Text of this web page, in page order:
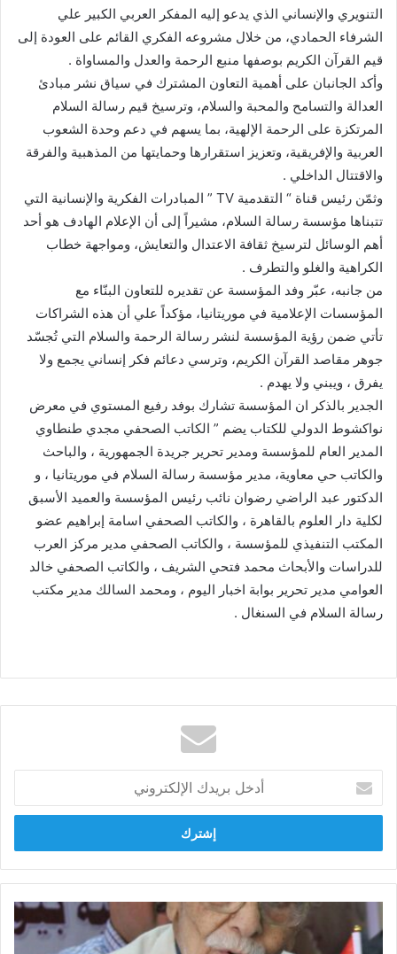
التنويري والإنساني الذي يدعو إليه المفكر العربي الكبير علي
الشرفاء الحمادي، من خلال مشروعه الفكري القائم على العودة إلى
قيم القرآن الكريم بوصفها منبع الرحمة والعدل والمساواة .
وأكد الجانبان على أهمية التعاون المشترك في سياق نشر مبادئ
العدالة والتسامح والمحبة والسلام، وترسيخ قيم رسالة السلام
المرتكزة على الرحمة الإلهية، بما يسهم في دعم وحدة الشعوب
العربية والإفريقية، وتعزيز استقرارها وحمايتها من المذهبية والفرقة
والاقتتال الداخلي .
وثمّن رئيس قناة “ التقدمية TV ” المبادرات الفكرية والإنسانية التي
تتبناها مؤسسة رسالة السلام، مشيراً إلى أن الإعلام الهادف هو أحد
أهم الوسائل لترسيخ ثقافة الاعتدال والتعايش، ومواجهة خطاب
الكراهية والغلو والتطرف .
من جانبه، عبّر وفد المؤسسة عن تقديره للتعاون البنّاء مع
المؤسسات الإعلامية في موريتانيا، مؤكداً علي أن هذه الشراكات
تأتي ضمن رؤية المؤسسة لنشر رسالة الرحمة والسلام التي تُجسّد
جوهر مقاصد القرآن الكريم، وترسي دعائم فكر إنساني يجمع ولا
يفرق ، ويبني ولا يهدم .
الجدير بالذكر ان المؤسسة تشارك بوفد رفيع المستوي في معرض
نواكشوط الدولي للكتاب يضم ” الكاتب الصحفي مجدي طنطاوي
المدير العام للمؤسسة ومدير تحرير جريدة الجمهورية ، والباحث
والكاتب حي معاوية، مدير مؤسسة رسالة السلام في موريتانيا ، و
الدكتور عبد الراضي رضوان نائب رئيس المؤسسة والعميد الأسبق
لكلية دار العلوم بالقاهرة ، والكاتب الصحفي اسامة إبراهيم عضو
المكتب التنفيذي للمؤسسة ، والكاتب الصحفي مدير مركز العرب
للدراسات والأبحاث محمد فتحي الشريف ، والكاتب الصحفي خالد
العوامي مدير تحرير بوابة اخبار اليوم ، ومحمد السالك مدير مكتب
رسالة السلام في السنغال .
بريدك
الإلكتروني
شباب
مصر